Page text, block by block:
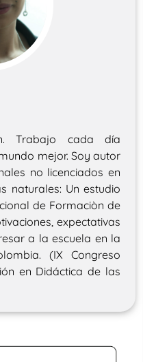
Trabajo cada día
mejor. Soy autor
no licenciados en
naturales: Un estudio
de Formaciòn de
expectativas
a la escuela en la
(IX Congreso
en Didáctica de las